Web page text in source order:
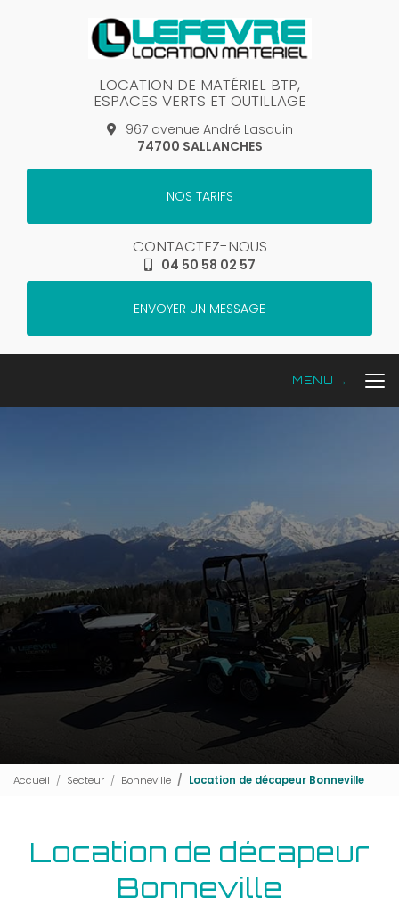
LOCATION DE MATÉRIEL BTP,
ESPACES VERTS ET OUTILLAGE
967 avenue André Lasquin
74700 SALLANCHES
NOS TARIFS
CONTACTEZ-NOUS
04 50 58 02 57
ENVOYER UN MESSAGE
Accueil Secteur Bonneville Location de décapeur Bonneville
Location de décapeur
Bonneville